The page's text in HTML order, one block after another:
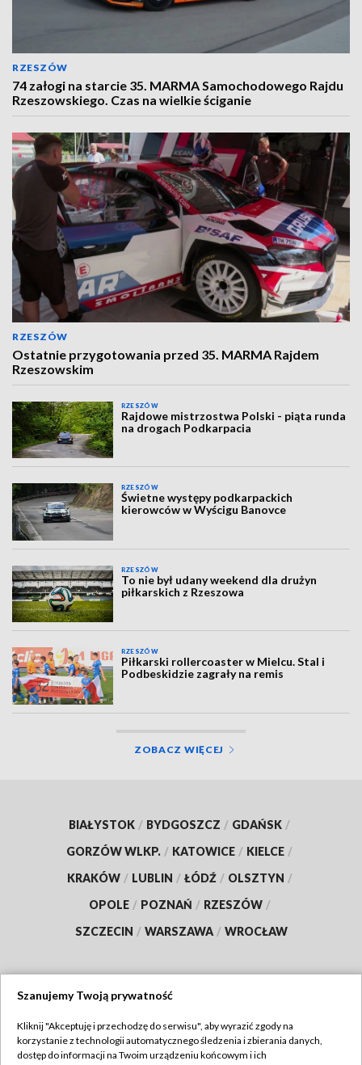
RZESZÓW
74 załogi na starcie 35. MARMA Samochodowego Rajdu
Rzeszowskiego. Czas na wielkie ściganie
RZESZÓW
Ostatnie przygotowania przed 35. MARMA Rajdem
Rzeszowskim
RZESZÓW
Rajdowe mistrzostwa Polski - piąta runda
na drogach Podkarpacia
RZESZÓW
Świetne występy podkarpackich
kierowców w Wyścigu Banovce
RZESZÓW
To nie był udany weekend dla drużyn
piłkarskich z Rzeszowa
RZESZÓW
Piłkarski rollercoaster w Mielcu. Stal i
Podbeskidzie zagrały na remis
ZOBACZ WIĘCEJ
BIAŁYSTOK / BYDGOSZCZ / GDAŃSK /
GORZÓW WLKP. / KATOWICE / KIELCE /
KRAKÓW / LUBLIN / ŁÓDŹ / OLSZTYN /
OPOLE / POZNAŃ / RZESZÓW /
SZCZECIN / WARSZAWA / WROCŁAW
TVP
Szanujemy Twoją prywatność
Kliknij "Akceptuję i przechodzę do serwisu", aby wyrazić zgody na
korzystanie z technologii automatycznego śledzenia i zbierania danych,
dostęp do informacji na Twoim urządzeniu końcowym i ich